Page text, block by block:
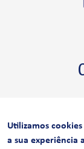
Utilizamos
a sua experiência